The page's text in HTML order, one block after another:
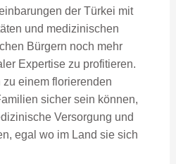
der Türkei mit
und medizinischen
Bürgern noch mehr
Expertise zu profitieren.
zu einem florierenden
sicher sein können,
Versorgung und
egal wo im Land sie sich